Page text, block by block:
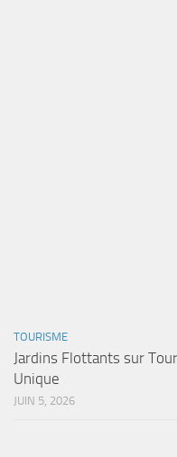
TOURISME
Jardins Flottants sur
Unique
JUIN 5, 2026